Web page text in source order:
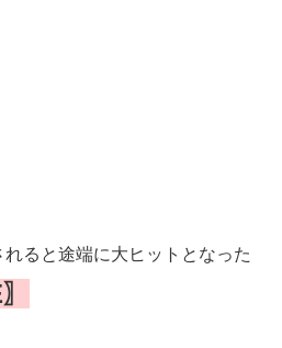
ると途端に大ヒットとなった